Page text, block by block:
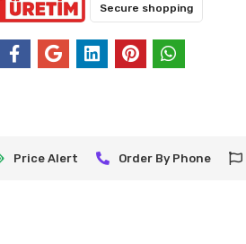
Secure shopping
Price Alert Order By Phone